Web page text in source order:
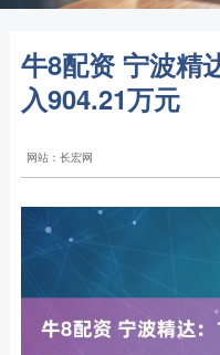
牛8配资 宁波精
入904.21万元
网站：长宏网